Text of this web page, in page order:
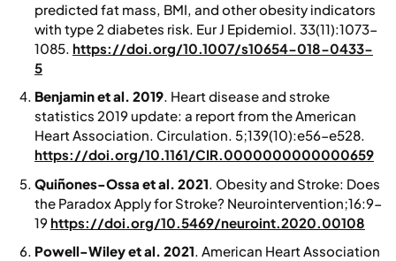
predicted fat mass, BMI, and other obesity indicators
with type 2 diabetes risk. Eur J Epidemiol. 33(11):1073-
1085. https://doi.org/10.1007/s10654-018-0433-
5
Benjamin et al. 2019. Heart disease and stroke
statistics 2019 update: a report from the American
Heart Association. Circulation. 5;139(10):e56-e528.
https://doi.org/10.1161/CIR.0000000000000659
Quiñones-Ossa et al. 2021 . Obesity and Stroke: Does
the Paradox Apply for Stroke? Neurointervention;16:9-
19 https://doi.org/10.5469/neuroint.2020.00108
Powell-Wiley et al. 2021. American Heart Association